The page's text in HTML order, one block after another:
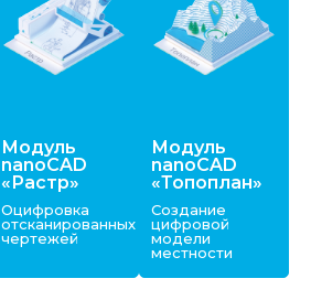
Модуль
nanoCAD
«Растр»
Оцифровка
отсканированных
чертежей
Модуль
nanoCAD
«Топоплан»
Создание
цифровой
модели
местности